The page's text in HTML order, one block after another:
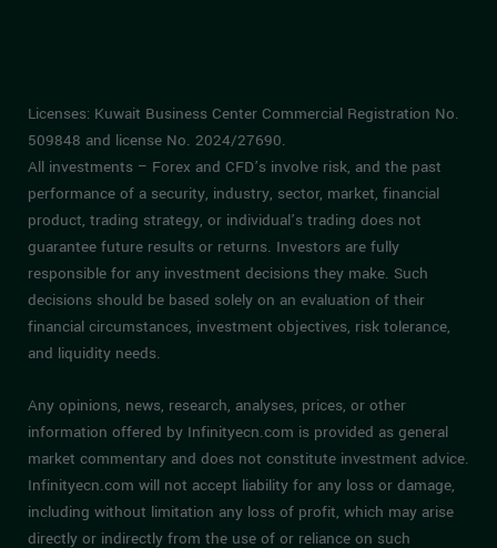
Licenses: Kuwait Business Center Commercial Registration No.
509848 and license No. 2024/27690.
All investments – Forex and CFD’s involve risk, and the past
performance of a security, industry, sector, market, financial
product, trading strategy, or individual’s trading does not
guarantee future results or returns. Investors are fully
responsible for any investment decisions they make. Such
decisions should be based solely on an evaluation of their
financial circumstances, investment objectives, risk tolerance,
and liquidity needs.
Any opinions, news, research, analyses, prices, or other
information offered by Infinityecn.com is provided as general
market commentary and does not constitute investment advice.
Infinityecn.com will not accept liability for any loss or damage,
including without limitation any loss of profit, which may arise
directly or indirectly from the use of or reliance on such